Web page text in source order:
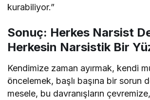
kurabiliyor.”
Sonuç: Herkes Narsist
Herkesin Narsistik Bir
Kendimize zaman ayırmak, kendi
öncelemek, başlı başına bir sorun
mesele, bu davranışların